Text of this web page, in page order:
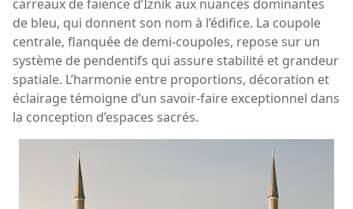
carreaux de faïence d’Iznik aux nuances dominantes
de bleu, qui donnent son nom à l’édifice. La coupole
centrale, flanquée de demi-coupoles, repose sur un
système de pendentifs qui assure stabilité et grandeur
spatiale. L’harmonie entre proportions, décoration et
éclairage témoigne d’un savoir-faire exceptionnel dans
la conception d’espaces sacrés.